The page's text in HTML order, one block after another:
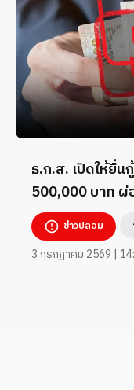
ธ.ก.ส. เปิดให้ยื่น
500,000 บาท
TikTokข่าวปลอม
3 กรกฎาคม 2569 |